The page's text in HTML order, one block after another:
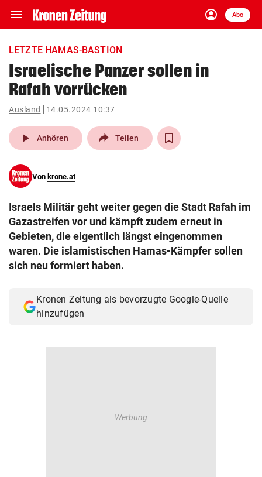
menu Navigation
ein-/ausklappen
account_circle
Anmelden
Abo
close Schließen
account_circle Anmelden
pin_drop
Wien arrow_right
search
eingeben
LETZTE HAMAS-BASTION
Israelische Panzer sollen in
Rafah vorrücken
Ausland 14.05.2024 10:37
play_arrow Anhören Teilen
Von krone.at
Israels Militär geht weiter gegen die Stadt Rafah im
Gazastreifen vor und kämpft zudem erneut in
Gebieten, die eigentlich längst eingenommen
waren. Die islamistischen Hamas-Kämpfer sollen
sich neu formiert haben.
Kronen Zeitung als bevorzugte Google-Quelle
hinzufügen